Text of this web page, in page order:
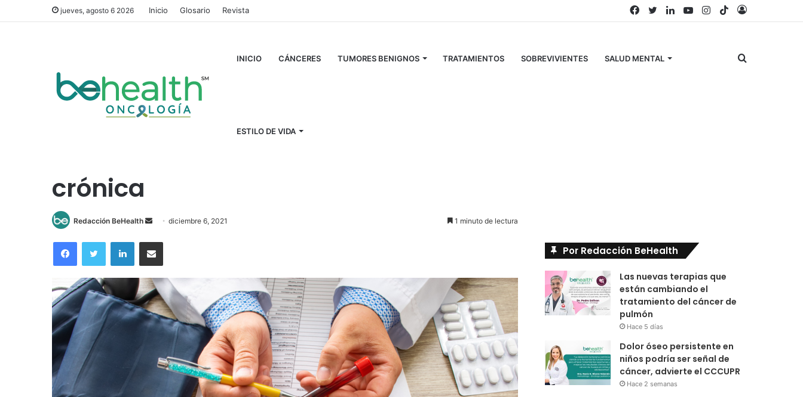
jueves, agosto 6 2026 Inicio Glosario Revista Acceso
TikTok
Instagram
YouTube
LinkedIn
Twitter
Facebook
INICIO CÁNCERES TUMORES BENIGNOS TRATAMIENTOS SOBREVIVIENTES SALUD MENTAL
ESTILO DE VIDA
Buscar
Auspicios/*Apoyado por Leucemia
crónica
Redacción BeHealth
Send
email
diciembre 6, 2021 1 minuto de lectura
FacebookTwitter LinkedInCompartir por correo electrónico
Por Redacción BeHealth
Las nuevas terapias que
están cambiando el
tratamiento del cáncer de
pulmón
Hace 5 días
Dolor óseo persistente en
niños podría ser señal de
cáncer, advierte el CCCUPR
Hace 2 semanas